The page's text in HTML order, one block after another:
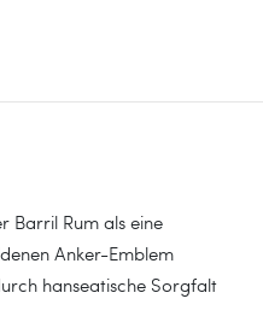
Barril Rum als eine
Anker-Emblem
hanseatische Sorgfalt